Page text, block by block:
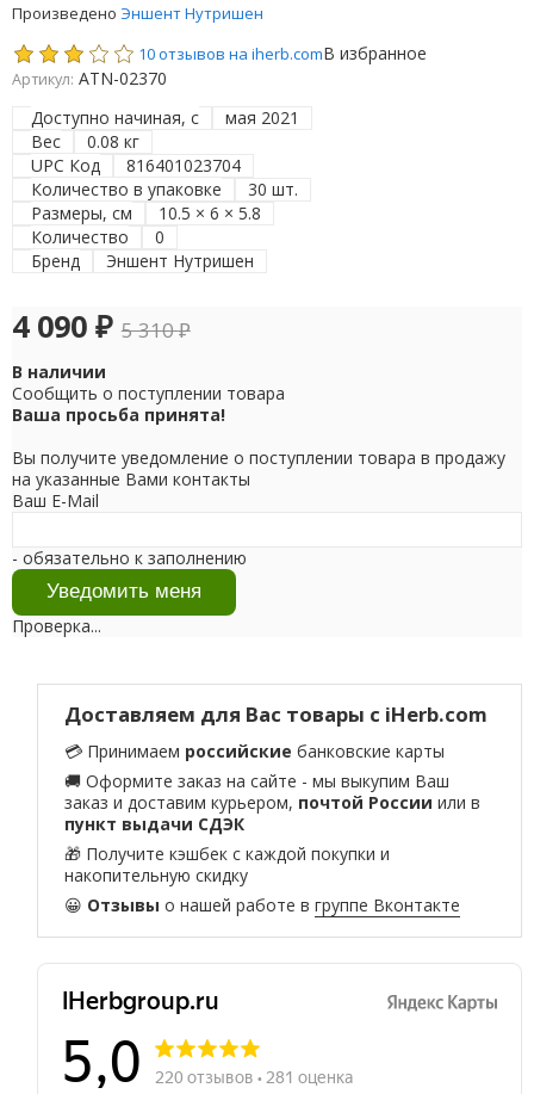
Произведено Эншент Нутришен
10 отзывов на iherb.comВ избранное
Артикул: ATN-02370
Доступно начиная, с
мая 2021
Вес
0.08 кг
UPC Код
816401023704
Количество в упаковке
30 шт.
Размеры, см
10.5 × 6 × 5.8
Количество
0
Бренд
Эншент Нутришен
4 090 ₽ 5 310₽
В наличии
Сообщить о поступлении товара
Ваша просьба принята!
Вы получите уведомление о поступлении товара в продажу
на указанные Вами контакты
Ваш E-Mail
- обязательно к заполнению
Проверка...
Доставляем для Вас товары с iHerb.com
💳 Принимаем российские банковские карты
🚚 Оформите заказ на сайте - мы выкупим Ваш
заказ и доставим курьером, почтой России или в
пункт выдачи СДЭК
🎁 Получите кэшбек с каждой покупки и
накопительную скидку
😀 Отзывы о нашей работе вгруппе Вконтакте